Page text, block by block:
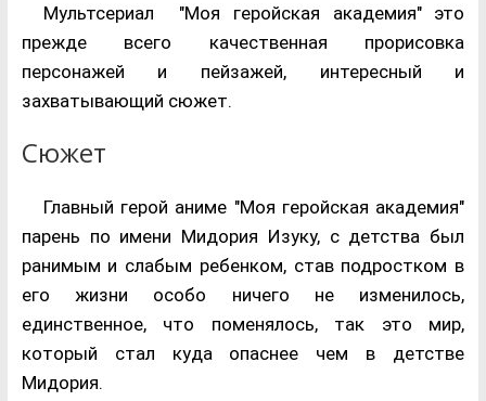
Мультсериал "Моя геройская академия" это
прежде всего качественная прорисовка
персонажей и пейзажей, интересный и
захватывающий сюжет.
Сюжет
Главный герой аниме "Моя геройская академия"
парень по имени Мидория Изуку, с детства был
ранимым и слабым ребенком, став подростком в
его жизни особо ничего не изменилось,
единственное, что поменялось, так это мир,
который стал куда опаснее чем в детстве
Мидория.